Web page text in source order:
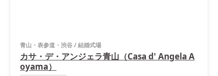
青山・表参道・渋谷/結婚式場
カサ・デ・アンジェラ青山（Casa d' Angela A
oyama）